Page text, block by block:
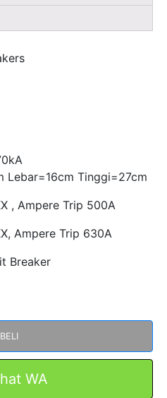
Lebar=16cm Tinggi=27cm
, Ampere Trip 500A
Ampere Trip 630A
Breaker
BELI
WA